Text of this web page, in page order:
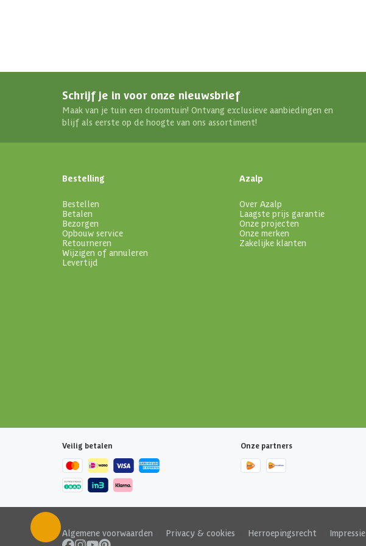
Schrijf je in voor onze nieuwsbrief
Maak van je tuin een droomtuin! Ontvang exclusieve aanbiedingen en
blijf als eerste op de hoogte van ons assortiment!
Bestelling
Bestellen
Betalen
Bezorgen
Opbouw service
Retourneren
Wijzigen of annuleren
Levertijd
Azalp
Over Azalp
Laagste prijs garantie
Onze projecten
Onze merken
Zakelijke klanten
Veilig betalen Onze partners
Algemene voorwaarden Privacy & cookies Herroepingsrecht Impressie